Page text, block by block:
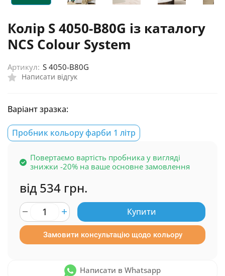
Колір S 4050-B80G із каталогу
NCS Colour System
Написати відгук
Артикул: S 4050-B80G
Варіант зразка:
Пробник кольору фарби 1 літр
Повертаємо вартість пробника у вигляді
знижки -20% на ваше основне замовлення
від 534 грн.
Купити
Замовити консультацію щодо кольору
Написати в Whatsapp